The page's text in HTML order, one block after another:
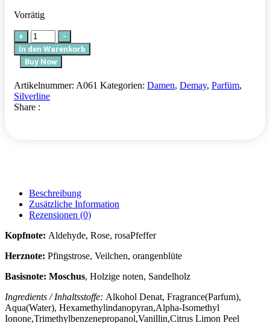
Vorrätig
+
-
In den Warenkorb
Buy Now
Artikelnummer: A061 Kategorien: Damen, Demay, Parfüm,
Silverline
Share :
Beschreibung
Zusätzliche Information
Rezensionen (0)
Kopfnote: Aldehyde, Rose, rosaPfeffer
Herznote: Pfingstrose, Veilchen, orangenblüte
Basisnote: Moschus, Holzige noten, Sandelholz
Ingredients / Inhaltsstoffe: Alkohol Denat, Fragrance(Parfum),
Aqua(Water), Hexamethylindanopyran,Alpha-Isomethyl
Ionone,Trimethylbenzenepropanol,Vanillin,Citrus Limon Peel